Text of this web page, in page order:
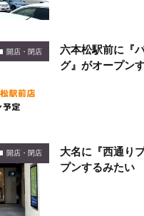
開店・閉店
六本松駅前に『
グ』がオープン
開店・閉店
大名に『西通り
プンするみたい